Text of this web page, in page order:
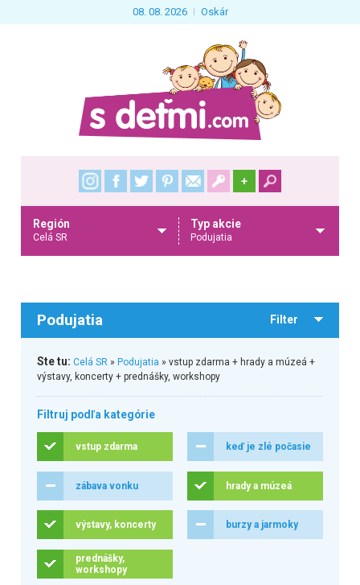
08. 08. 2026 Oskár
+
Región
Celá SR
Typ akcie
Podujatia
Podujatia Filter
Ste tu: Celá SR» Podujatia » vstup zdarma + hrady a múzeá +
výstavy, koncerty + prednášky, workshopy
Filtruj podľa kategórie
vstup zdarma keď je zlé počasie
zábava vonku hrady a múzeá
výstavy, koncerty burzy a jarmoky
prednášky,
workshopy